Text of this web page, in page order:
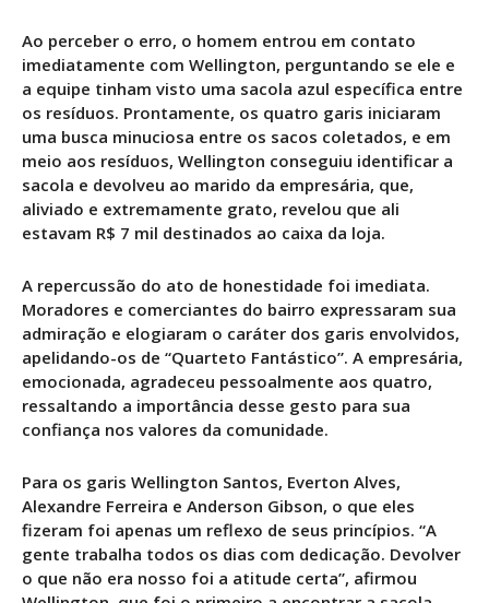
Ao perceber o erro, o homem entrou em contato
imediatamente com Wellington, perguntando se ele e
a equipe tinham visto uma sacola azul específica entre
os resíduos. Prontamente, os quatro garis iniciaram
uma busca minuciosa entre os sacos coletados, e em
meio aos resíduos, Wellington conseguiu identificar a
sacola e devolveu ao marido da empresária, que,
aliviado e extremamente grato, revelou que ali
estavam R$ 7 mil destinados ao caixa da loja.
A repercussão do ato de honestidade foi imediata.
Moradores e comerciantes do bairro expressaram sua
admiração e elogiaram o caráter dos garis envolvidos,
apelidando-os de “Quarteto Fantástico”. A empresária,
emocionada, agradeceu pessoalmente aos quatro,
ressaltando a importância desse gesto para sua
confiança nos valores da comunidade.
Para os garis Wellington Santos, Everton Alves,
Alexandre Ferreira e Anderson Gibson, o que eles
fizeram foi apenas um reflexo de seus princípios. “A
gente trabalha todos os dias com dedicação. Devolver
o que não era nosso foi a atitude certa”, afirmou